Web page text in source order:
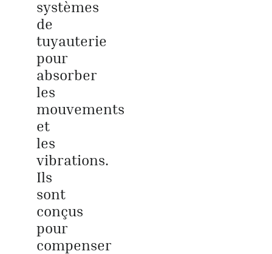
systèmes
de
tuyauterie
pour
absorber
les
mouvements
et
les
vibrations.
Ils
sont
conçus
pour
compenser